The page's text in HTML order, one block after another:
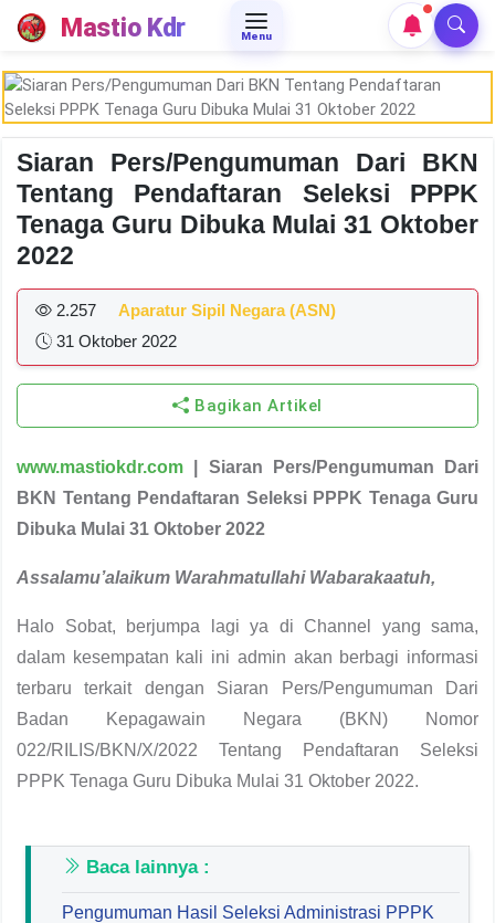
Mastio Kdr Menu
Siaran Pers/Pengumuman Dari BKN
Tentang Pendaftaran Seleksi PPPK
Tenaga Guru Dibuka Mulai 31 Oktober
2022
2.257
Aparatur Sipil Negara (ASN)
31 Oktober 2022
Bagikan Artikel
www.mastiokdr.com | Siaran Pers/Pengumuman Dari
BKN Tentang Pendaftaran Seleksi PPPK Tenaga Guru
Dibuka Mulai 31 Oktober 2022
Assalamu’alaikum Warahmatullahi Wabarakaatuh,
Halo Sobat, berjumpa lagi ya di Channel yang sama,
dalam kesempatan kali ini admin akan berbagi informasi
terbaru terkait dengan Siaran Pers/Pengumuman Dari
Badan Kepagawain Negara (BKN) Nomor
022/RILIS/BKN/X/2022 Tentang Pendaftaran Seleksi
PPPK Tenaga Guru Dibuka Mulai 31 Oktober 2022.
Baca lainnya :
Pengumuman Hasil Seleksi Administrasi PPPK